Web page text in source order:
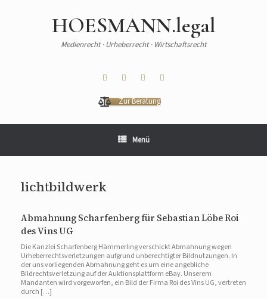
HOESMANN.legal
Medienrecht · Urheberrecht · Wirtschaftsrecht
Zur Beratung
Menü
lichtbildwerk
Abmahnung Scharfenberg für Sebastian Löbe Roi
des Vins UG
Die Kanzlei Scharfenberg Hämmerling verschickt Abmahnung wegen
Urheberrechtsverletzungen aufgrund unberechtigter Bildnutzungen. In
der uns vorliegenden Abmahnung geht es um eine angebliche
Bildrechtsverletzung auf der Auktionsplattform eBay. Unserem
Mandanten wird vorgeworfen, ein Bild der Firma Roi des Vins UG, vertreten
durch […]